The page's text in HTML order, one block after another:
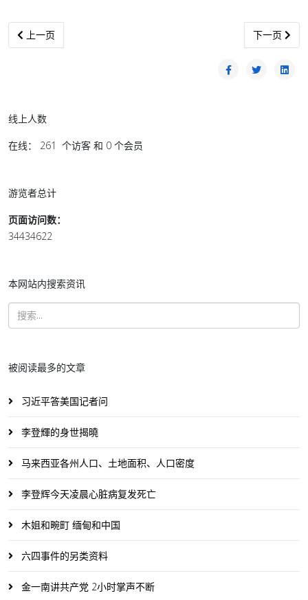
上一篇文章: 哲拉瓦：具误导性 敦马油气论背离砂史实
上一页 下一篇文章:
下一页
线上人数
在线： 261 个访客 和 0 个会员
游览者总计
页面访问数：
34434622
本网站内搜索资讯
被阅读最多的文章
习近平答美国记者问
李登輝的身世揭曉
马来西亚各州人口、土地面积、人口密度
李登辉今天凌晨心脏病复发死亡
木姐和畹町 缅甸和中国
六四事件的另类资料
金一南讲共产党 2小时掌声不断